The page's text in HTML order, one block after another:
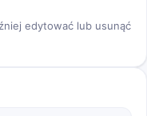
edytować lub usunąć